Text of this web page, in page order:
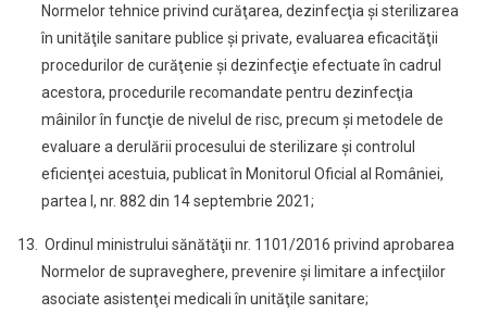
Normelor tehnice privind curăţarea, dezinfecţia şi sterilizarea
în unităţile sanitare publice şi private, evaluarea eficacităţii
procedurilor de curăţenie şi dezinfecţie efectuate în cadrul
acestora, procedurile recomandate pentru dezinfecţia
mâinilor în funcţie de nivelul de risc, precum şi metodele de
evaluare a derulării procesului de sterilizare şi controlul
eficienţei acestuia, publicat în Monitorul Oficial al României,
partea I, nr. 882 din 14 septembrie 2021;
Ordinul ministrului sănătăţii nr. 1101/2016 privind aprobarea
Normelor de supraveghere, prevenire şi limitare a infecţiilor
asociate asistenţei medicali în unităţile sanitare;